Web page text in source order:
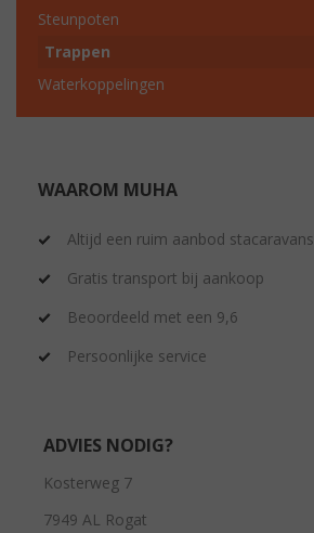
Steunpoten
Trappen
Waterkoppelingen
WAAROM MUHA
Altijd een ruim aanbod stacaravans
Gratis transport bij aankoop
Beoordeeld met een 9,6
Persoonlijke service
ADVIES NODIG?
Kosterweg 7
7949 AL Rogat